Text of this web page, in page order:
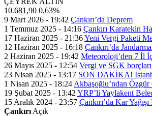
10.681,90 0,63%
9 Mart 2026 - 19:42 Çankırı’da Deprem
1 Temmuz 2025 - 14:16 Çankırı Karatekin
17 Haziran 2025 - 21:36Yeni Vergi Paketi
12 Haziran 2025 - 16:18 Çankırı’da
2 Haziran 2025 - 19:42 Meteoroloji’den 7 İl
26 Mayıs 2025 - 12:54 Vergi ve SGK
23 Nisan 2025 - 13:17 SON DAKİKA!
1 Nisan 2025 - 18:24 Akbaşoğlu’ndan
19 Şubat 2025 - 13:42 YRP’li Yaylakent
15 Aralık 2024 - 23:57 Çankırı’da Kar Yağışı
Çankırı Açık